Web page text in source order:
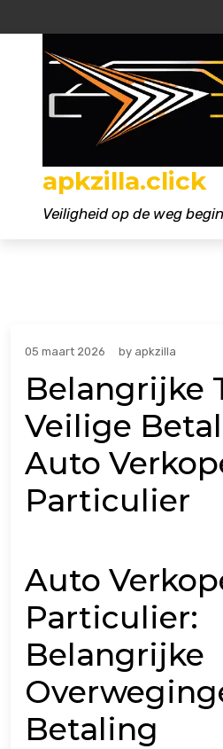
apkzilla.click
Veiligheid op de weg
05 maart 2026 by apkzilla
Belangrijke
Veilige
Auto
Particulier
Auto
Particulier:
Belangrijke
Betaling